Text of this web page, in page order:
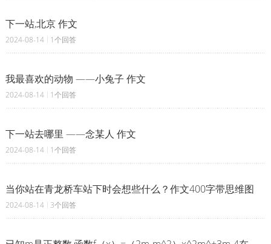
下一站,北京 作文
2024-08-14 1个回答
我最喜欢的动物 ——小兔子 作文
2024-08-14 1个回答
下一站去哪里 ——念某人 作文
2024-08-14 1个回答
当你站在青龙桥车站下时会想些什么？作文400字带思维图
2024-08-14 3个回答